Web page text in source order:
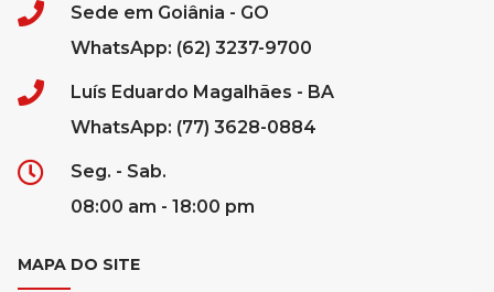
Sede em Goiânia - GO
WhatsApp: (62) 3237-9700
Luís Eduardo Magalhães - BA
WhatsApp: (77) 3628-0884
Seg. - Sab.
08:00 am - 18:00 pm
MAPA DO SITE